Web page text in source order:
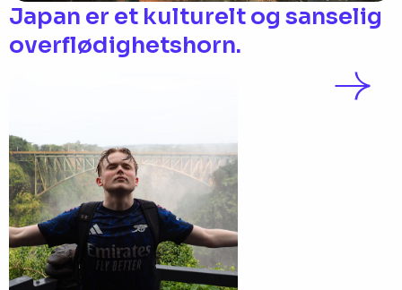
Japan er et kulturelt og sanselig
overflødighetshorn.